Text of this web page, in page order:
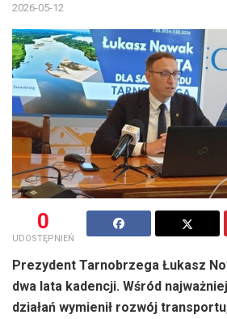
2026-05-12
0
UDOSTĘPNIEŃ
Prezydent Tarnobrzega Łukasz
dwa lata kadencji. Wśród
działań wymienił rozwój